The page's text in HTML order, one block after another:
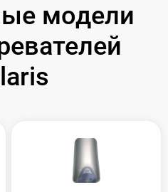
модели